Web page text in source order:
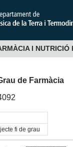
I NUTRICIÓ
de Farmàcia
fi de grau